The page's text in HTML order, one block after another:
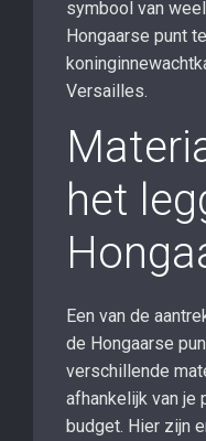
symbool van
Hongaarse punt
Versailles.
het
Een van de
de Hongaarse
verschillende
afhankelijk van je
budget. Hier zijn